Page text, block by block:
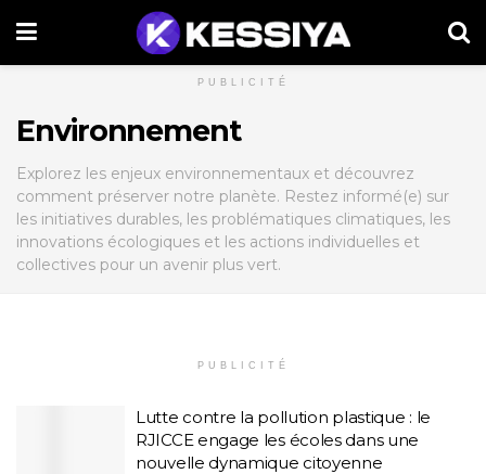
PUBLICITÉ
Environnement
Explorez les enjeux environnementaux et découvrez
comment préserver notre planète. Restez informé(e) sur
les initiatives durables, les problématiques climatiques, les
innovations écologiques et les actions individuelles et
collectives pour un avenir plus vert.
PUBLICITÉ
Lutte contre la pollution plastique : le
RJICCE engage les écoles dans une
nouvelle dynamique citoyenne